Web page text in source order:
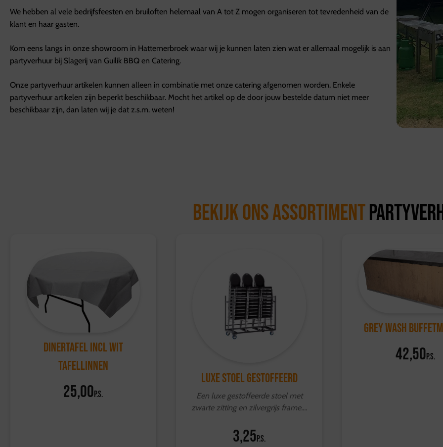
We hebben al vele bedrijfsfeesten en bruiloften helemaal van A tot Z mogen organiseren tot tevredenheid van de
klant en haar gasten.
Kom eens langs in onze showroom in Hattemerbroek waar wij je kunnen laten zien wat er allemaal mogelijk is aan
partyverhuur bij Slagerij van Guilik BBQ en Catering.
Onze partyverhuur artikelen kunnen alleen in combinatie met onze catering afgenomen worden. Enkele
partyverhuur artikelen zijn beperkt beschikbaar. Mocht het artikel op de door jouw bestelde datum niet meer
beschikbaar zijn, dan laten wij je dat z.s.m. weten!
Bekijk ons assortiment
Dinertafel incl wit
tafellinnen
25,00p.s.
Luxe stoel gestoffeerd
Een luxe gestoffeerde stoel met
zwarte zitting en zilvergrijs frame....
3,25p.s.
Grey Wash
42,50p.s.